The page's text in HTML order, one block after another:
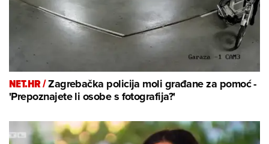
NET.HR /Zagrebačka policija moli građane za pomoć -
'Prepoznajete li osobe s fotografija?'